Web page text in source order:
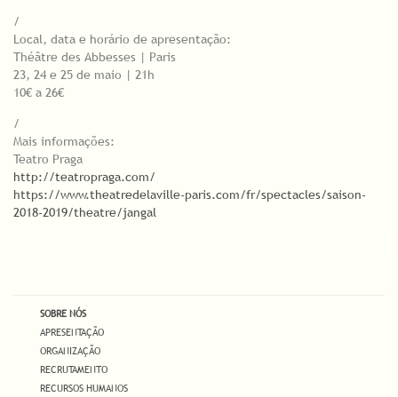
/
Local, data e horário de apresentação:
Théâtre des Abbesses | Paris
23, 24 e 25 de maio | 21h
10€ a 26€
/
Mais informações:
Teatro Praga
http://teatropraga.com/
https://www.theatredelaville-paris.com/fr/spectacles/saison-
2018-2019/theatre/jangal
SOBRE NÓS
APRESENTAÇÃO
ORGANIZAÇÃO
RECRUTAMENTO
RECURSOS HUMANOS